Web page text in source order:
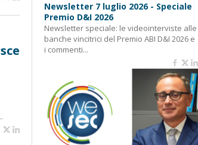
Newsletter 7 luglio 2026 - Speciale
Premio D&I 2026
Newsletter speciale: le videointerviste alle
banche vincitrici del Premio ABI D&I 2026 e
i commenti...